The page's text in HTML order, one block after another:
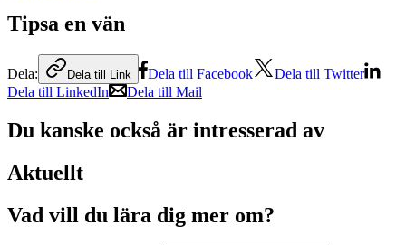
Tipsa en vän
Dela: Dela till Link Dela till Facebook
Dela till Twitter
Dela till LinkedIn
Dela till Mail
Du kanske också är intresserad av
Aktuellt
Vad vill du lära dig mer om?